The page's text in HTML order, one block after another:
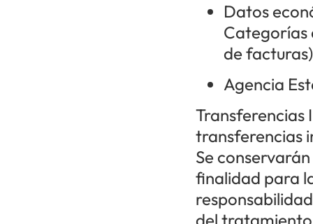
Datos
Categorías
de facturas)
Agencia
Transferencias
transferencias
Se
finalidad para